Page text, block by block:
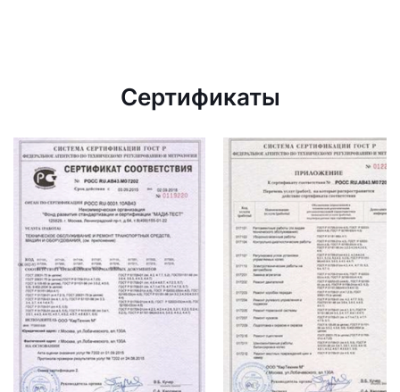
Сертификаты